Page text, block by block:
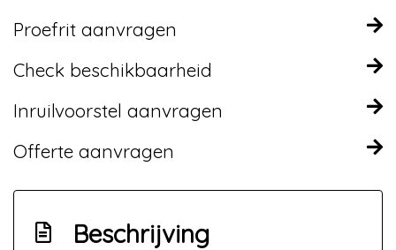
Proefrit aanvragen
Check beschikbaarheid
Inruilvoorstel aanvragen
Offerte aanvragen
Beschrijving